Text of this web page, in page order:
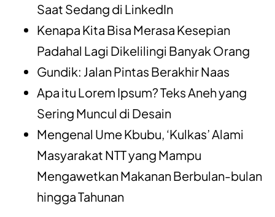
Saat Sedang di LinkedIn
Kenapa Kita Bisa Merasa Kesepian
Padahal Lagi Dikelilingi Banyak Orang
Gundik: Jalan Pintas Berakhir Naas
Apa itu Lorem Ipsum? Teks Aneh yang
Sering Muncul di Desain
Mengenal Ume Kbubu, ‘Kulkas’ Alami
Masyarakat NTT yang Mampu
Mengawetkan Makanan Berbulan-bulan
hingga Tahunan